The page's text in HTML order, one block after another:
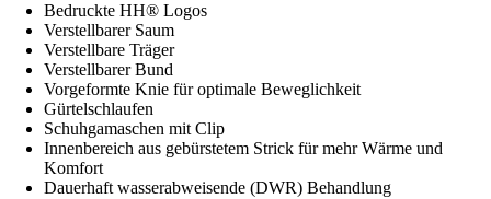
Bedruckte HH® Logos
Verstellbarer Saum
Verstellbare Träger
Verstellbarer Bund
Vorgeformte Knie für optimale Beweglichkeit
Gürtelschlaufen
Schuhgamaschen mit Clip
Innenbereich aus gebürstetem Strick für mehr Wärme und
Komfort
Dauerhaft wasserabweisende (DWR) Behandlung